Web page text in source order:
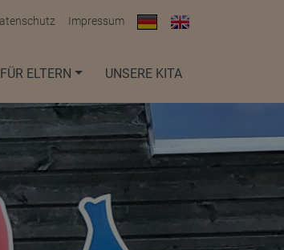
Impressum
FÜR ELTERN UNSERE KITA